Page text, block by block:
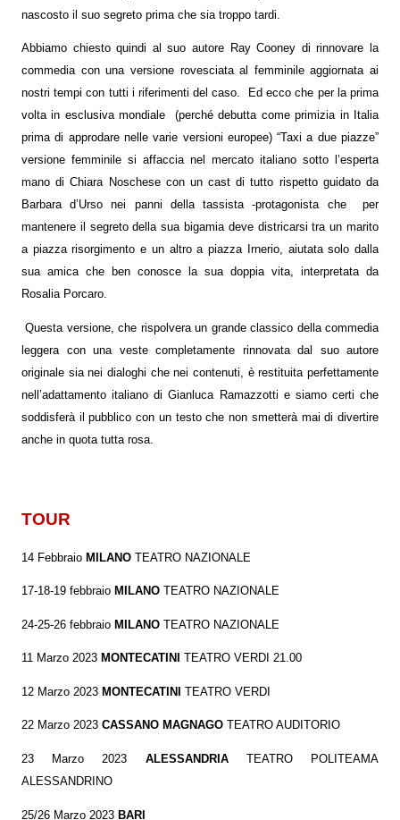
nascosto il suo segreto prima che sia troppo tardi.
Abbiamo chiesto quindi al suo autore Ray Cooney di rinnovare la
commedia con una versione rovesciata al femminile aggiornata ai
nostri tempi con tutti i riferimenti del caso.
Ed ecco che per la prima
volta in esclusiva mondiale
(perché debutta come primizia in Italia
prima di approdare nelle varie versioni europee) “Taxi a due piazze”
versione femminile si affaccia nel mercato italiano sotto l’esperta
mano di Chiara Noschese con un cast di tutto rispetto guidato da
Barbara d’Urso nei panni della tassista -protagonista che
per
mantenere il segreto della sua bigamia deve districarsi tra un marito
a piazza risorgimento e un altro a piazza Irnerio, aiutata solo dalla
sua amica che ben conosce la sua doppia vita, interpretata da
Rosalia Porcaro.
Questa versione, che rispolvera un grande classico della commedia
leggera con una veste completamente rinnovata dal suo autore
originale sia nei dialoghi che nei contenuti, è restituita perfettamente
nell’adattamento italiano di Gianluca Ramazzotti e siamo certi che
soddisferà il pubblico con un testo che non smetterà mai di divertire
anche in quota tutta rosa.
TOUR
14 Febbraio MILANO TEATRO NAZIONALE
17-18-19 febbraio MILANO TEATRO NAZIONALE
24-25-26 febbraio MILANO TEATRO NAZIONALE
11 Marzo 2023 MONTECATINI TEATRO VERDI 21.00
12 Marzo 2023 MONTECATINI TEATRO VERDI
22 Marzo 2023 CASSANO MAGNAGO TEATRO AUDITORIO
23 Marzo 2023 ALESSANDRIATEATRO POLITEAMA
ALESSANDRINO
25/26 Marzo 2023 BARI